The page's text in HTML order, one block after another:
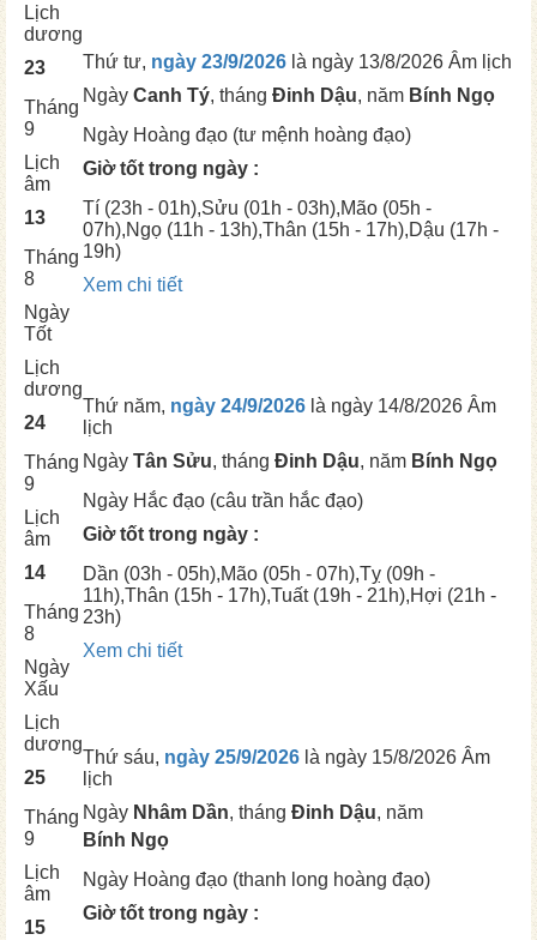
Lịch
dương
23
Tháng
9
Lịch
âm
13
Tháng
8
Ngày
Tốt
Thứ tư, ngày 23/9/2026 là ngày 13/8/2026 Âm lịch
Ngày Canh Tý, tháng Đinh Dậu, năm Bính Ngọ
Ngày Hoàng đạo (tư mệnh hoàng đạo)
Giờ tốt trong ngày :
Tí (23h - 01h),Sửu (01h - 03h),Mão (05h -
07h),Ngọ (11h - 13h),Thân (15h - 17h),Dậu (17h -
19h)
Xem chi tiết
Lịch
dương
24
Tháng
9
Lịch
âm
14
Tháng
8
Ngày
Xấu
Thứ năm, ngày 24/9/2026 là ngày 14/8/2026 Âm
lịch
Ngày Tân Sửu, tháng Đinh Dậu, năm Bính Ngọ
Ngày Hắc đạo (câu trần hắc đạo)
Giờ tốt trong ngày :
Dần (03h - 05h),Mão (05h - 07h),Tỵ (09h -
11h),Thân (15h - 17h),Tuất(19h - 21h),Hợi (21h -
23h)
Xem chi tiết
Lịch
dương
25
Tháng
9
Lịch
âm
15
Thứ sáu, ngày 25/9/2026 là ngày 15/8/2026 Âm
lịch
Ngày Nhâm Dần, tháng Đinh Dậu, năm
Bính Ngọ
Ngày Hoàng đạo (thanh long hoàng đạo)
Giờ tốt trong ngày :